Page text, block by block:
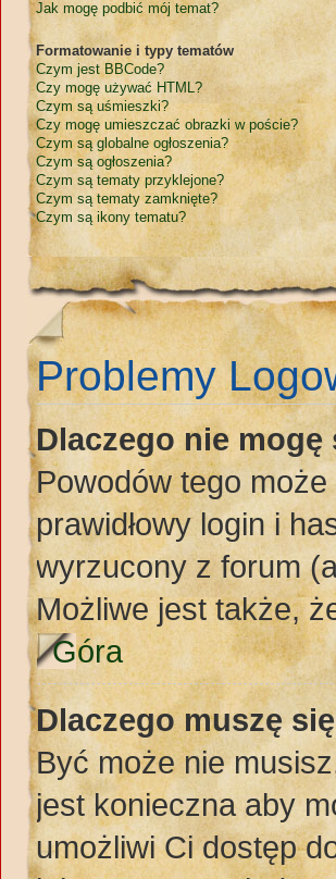
Jak mogę podbić mój temat?
Formatowanie i typy tematów
Czym jest BBCode?
Czy mogę używać HTML?
Czym są uśmieszki?
Czy mogę umieszczać obrazki w poście?
Czym są globalne ogłoszenia?
Czym są ogłoszenia?
Czym są tematy przyklejone?
Czym są tematy zamknięte?
Czym są ikony tematu?
Problemy
Dlaczego nie
Powodów tego
prawidłowy login i
wyrzucony z forum
Możliwe jest także,
Góra
Dlaczego muszę
Być może nie
jest konieczna aby
umożliwi Ci dostęp